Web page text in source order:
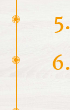
5.
6.